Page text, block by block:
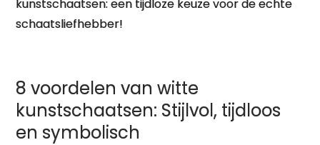
kunstschaatsen: een tijdloze keuze voor de echte
schaatsliefhebber!
8 voordelen van witte
kunstschaatsen: Stijlvol, tijdloos
en symbolisch